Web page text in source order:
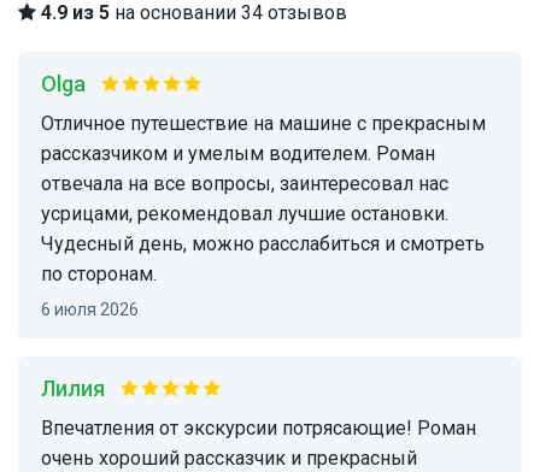
4.9 из 5 на основании 34 отзывов
Olga
Отличное путешествие на машине с прекрасным
рассказчиком и умелым водителем. Роман
отвечала на все вопросы, заинтересовал нас
усрицами, рекомендовал лучшие остановки.
Чудесный день, можно расслабиться и смотреть
по сторонам.
6 июля 2026
Лилия
Впечатления от экскурсии потрясающие! Роман
очень хороший рассказчик и прекрасный